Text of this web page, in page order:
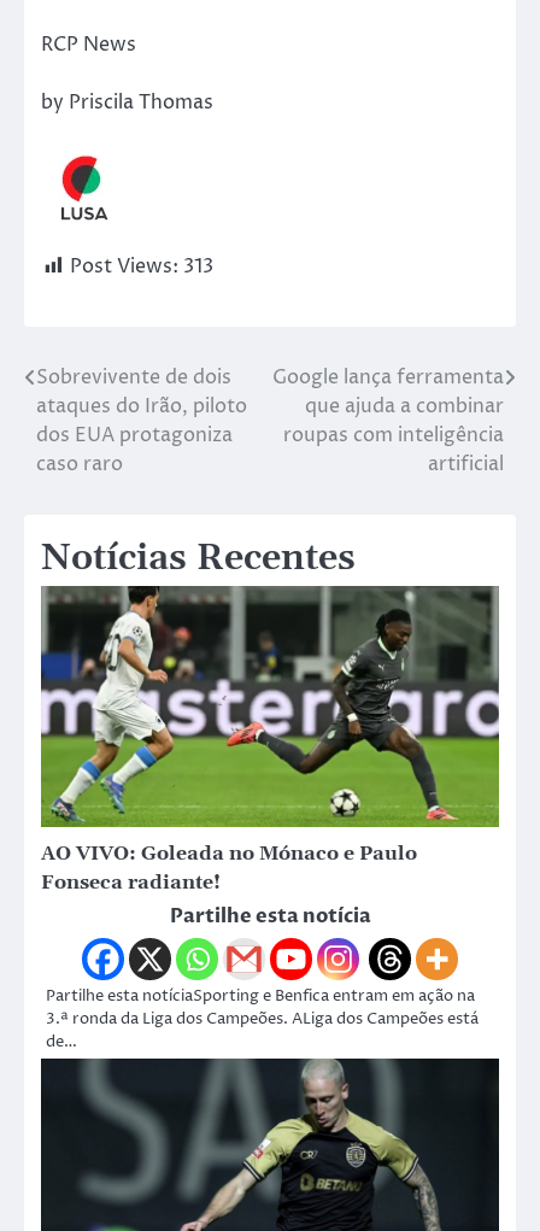
RCP News
by Priscila Thomas
Post Views: 313
Sobrevivente de dois
ataques do Irão, piloto
dos EUA protagoniza
caso raro
Google lança ferramenta
que ajuda a combinar
roupas com inteligência
artificial
Notícias Recentes
AO VIVO: Goleada no Mónaco e Paulo
Fonseca radiante!
Partilhe esta notícia
Partilhe esta notíciaSporting e Benfica entram em ação na
3.ª ronda da Liga dos Campeões. ALiga dos Campeões está
de…